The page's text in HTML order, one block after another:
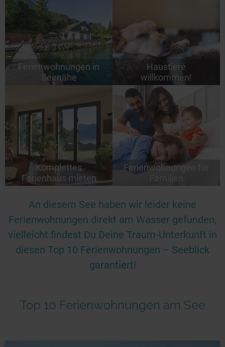
Norwegen
alle Länder…
Ferienwohnungen in
Seenähe
Haustiere
willkommen!
Komplettes
Ferienhaus mieten
Ferienwohnungen für
Familien
An diesem See haben wir leider keine
Ferienwohnungen direkt am Wasser gefunden,
vielleicht findest Du Deine Traum-Unterkunft in
diesen Top 10 Ferienwohnungen – Seeblick
garantiert!
Top 10 Ferienwohnungen am See